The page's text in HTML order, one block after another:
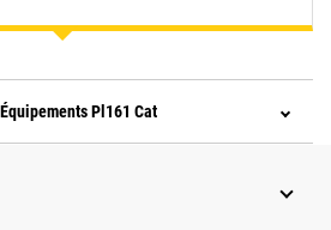
Pl161 Cat